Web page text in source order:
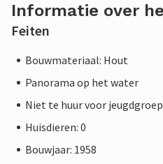
Informatie over
Feiten
Bouwmateriaal: Hout
Panorama op het water
Niet te huur voor
Huisdieren: 0
Bouwjaar: 1958